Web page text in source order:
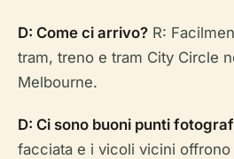
D: Come ci arrivo? R:
tram, treno e tram City Circle
Melbourne.
D: Ci sono buoni punti
facciata e i vicoli vicini